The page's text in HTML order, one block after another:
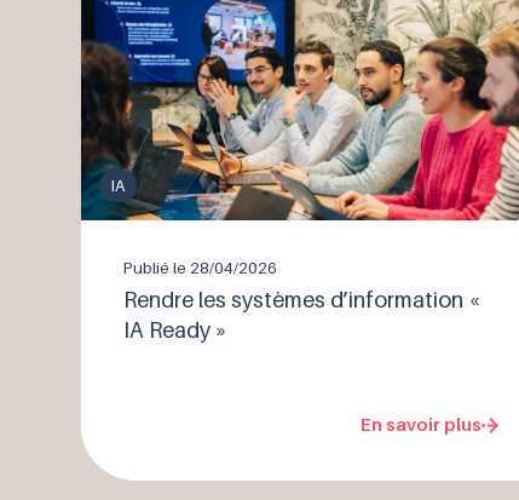
IA
Publié le 28/04/2026
Rendre les systèmes d’information «
IA Ready »
En savoir plus